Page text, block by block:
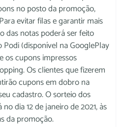
no posto da promoção,
evitar filas e garantir mais
das notas poderá ser feito
(disponível na GooglePlay
os cupons impressos
Os clientes que fizerem
cupons em dobro na
cadastro. O sorteio dos
dia 12 de janeiro de 2021, às
da promoção.